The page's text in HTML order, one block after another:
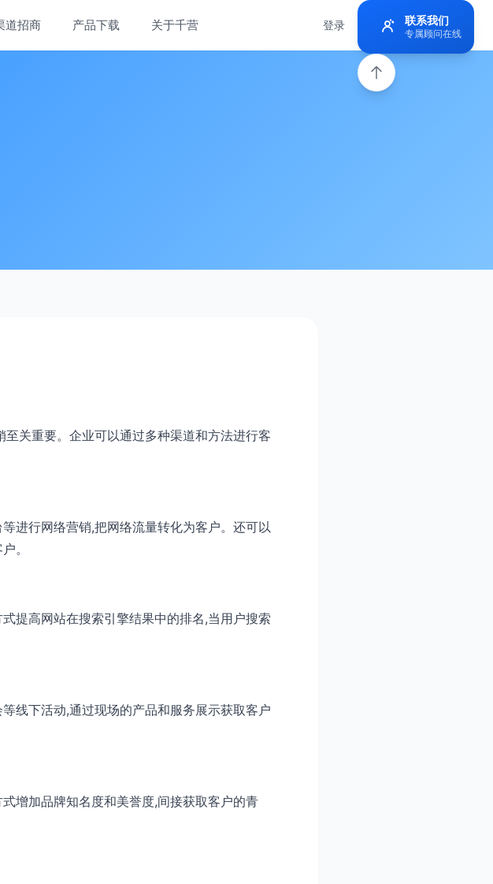
道招商 产品下载 关于千营 登录 免费使用
关重要。企业可以通过多种渠道和方法进行客
进行网络营销,把网络流量转化为客户。还可以
。
提高网站在搜索引擎结果中的排名,当用户搜索
线下活动,通过现场的产品和服务展示获取客户
增加品牌知名度和美誉度,间接获取客户的青
联系我们
专属顾问在线